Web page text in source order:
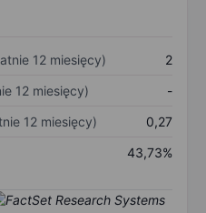
12 miesięcy)
2
12 miesięcy)
-
12 miesięcy)
0,27
43,73%